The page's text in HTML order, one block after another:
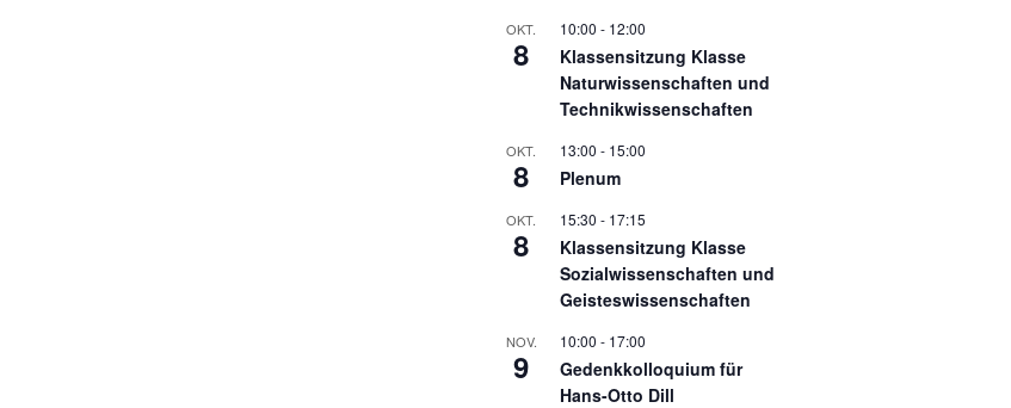
OKT.
8
10:00 - 12:00
Klassensitzung Klasse
Naturwissenschaften und
Technikwissenschaften
OKT.
8
13:00 - 15:00
Plenum
OKT.
8
15:30 - 17:15
Klassensitzung Klasse
Sozialwissenschaften und
Geisteswissenschaften
NOV.
9
10:00 - 17:00
Gedenkkolloquium für
Hans-Otto Dill